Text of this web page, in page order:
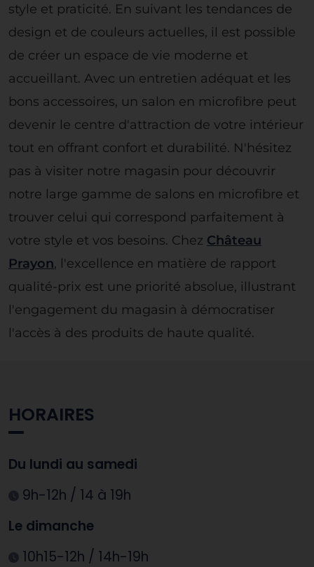
style et praticité. En suivant les tendances de
design et de couleurs actuelles, il est possible
de créer un espace de vie moderne et
accueillant. Avec un entretien adéquat et les
bons accessoires, un salon en microfibre peut
devenir le centre d'attraction de votre intérieur
tout en offrant confort et durabilité. N'hésitez
pas à visiter notre magasin pour découvrir
notre large gamme de salons en microfibre et
trouver celui qui correspond parfaitement à
votre style et vos besoins. Chez Château
Prayon, l'excellence en matière de rapport
qualité-prix est une priorité absolue, illustrant
l'engagement du magasin à démocratiser
l'accès à des produits de haute qualité.
HORAIRES
Du lundi au samedi
9h-12h / 14 à 19h
Le dimanche
10h15-12h / 14h-19h